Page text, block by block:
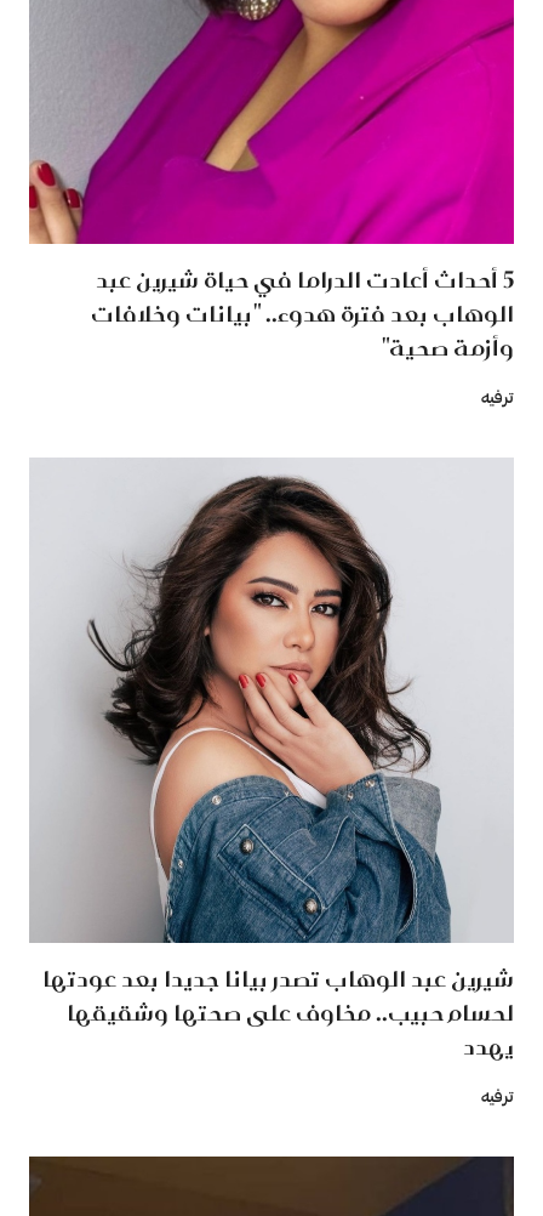
5 أحداث أعادت الدراما في حياة شيرين عبد
الوهاب بعد فترة هدوء.. "بيانات وخلافات
وأزمة صحية"
ترفيه
شيرين عبد الوهاب تصدر بيانا جديدا بعد عودتها
لحسام حبيب.. مخاوف على صحتها وشقيقها
يهدد
ترفيه